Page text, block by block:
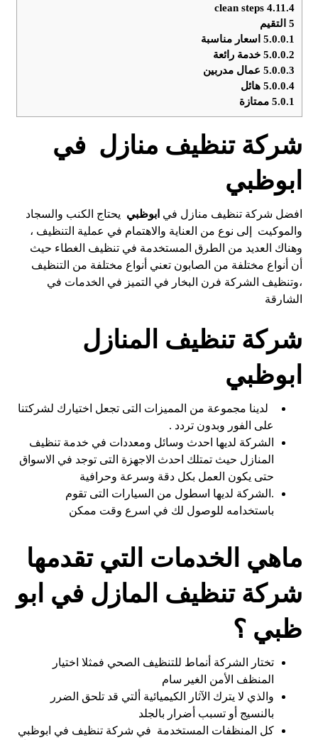
4.11.4
clean steps
5 التقيم
5.0.0.1 اسعار مناسبة
5.0.0.2 خدمة رائعة
5.0.0.3 عمال مدربين
5.0.0.4 هائل
5.0.1 ممتازة
شركة تنظيف منازل في
ابوظبي
افضل شركة تنظيف منازل في ابوظبي يحتاج الكنب والسجاد
والموكيت إلى نوع من العناية والاهتمام في عملية التنظيف ،
وهناك العديد من الطرق المستخدمة في تنظيف الغطاء حيث
أن أنواع مختلفة من الصابون تعني أنواع مختلفة من التنظيف
،وتنظيف الشركة فرن البخار في التميز في الخدمات في
الشارقة
شركة تنظيف المنازل
ابوظبي
لدينا مجموعة من المميزات التى تجعل اختيارك لشركتنا
على الفور وبدون تردد .
الشركة لديها احدث وسائل ومعددات في خدمة تنظيف
المنازل حيث تمتلك احدث الاجهزة التى توجد في الاسواق
حتى يكون العمل بكل دقة وسرعة وحرافية
.الشركة لديها اسطول من السيارات التى تقوم
باستخدامه للوصول لك في اسرع وقت ممكن
ماهي الخدمات التي تقدمها
شركة تنظيف المازل في ابو
ظبي ؟
تختار الشركة أنماط للتنظيف الصحي فمثلا اختيار
المنظف الأمن الغير سام
والذي لا يترك الآثار الكيميائية ألتي قد تلحق الضرر
بالنسيج أو تسبب أضرار بالجلد
كل المنظفات المستخدمة في شركة تنظيف في ابوظبي